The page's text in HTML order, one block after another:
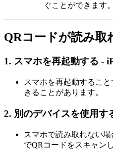
ぐことができます。
QRコードが読み取
1. スマホを再起動する -
スマホを再起動するこ
きることがあります。
2. 別のデバイスを使用す
スマホで読み取れない
でQRコードをスキャン